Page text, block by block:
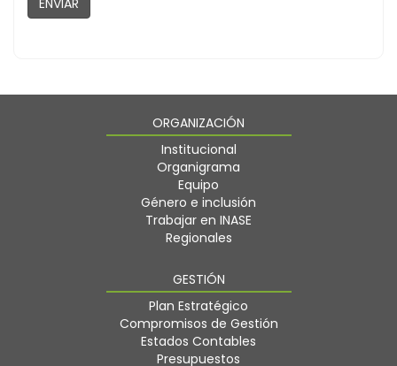
ORGANIZACIÓN
Institucional
Organigrama
Equipo
Género e inclusión
Trabajar en INASE
Regionales
GESTIÓN
Plan Estratégico
Compromisos de Gestión
Estados Contables
Presupuestos